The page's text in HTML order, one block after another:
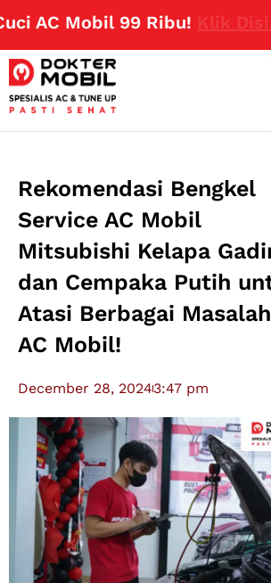
AC Mobil 99 Ribu!Klik Disini
Rekomendasi Bengkel
Service AC Mobil
Mitsubishi Kelapa
dan Cempaka Putih
Atasi Berbagai Masalah
AC Mobil!
December 28, 20243:47 pm